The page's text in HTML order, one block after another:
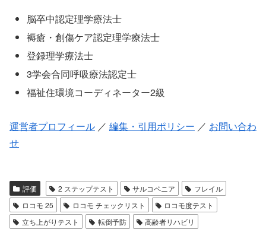
脳卒中認定理学療法士
褥瘡・創傷ケア認定理学療法士
登録理学療法士
3学会合同呼吸療法認定士
福祉住環境コーディネーター2級
運営者プロフィール ／ 編集・引用ポリシー ／ お問い合わ
せ
評価 2 ステップテスト サルコペニア
フレイル
ロコモ 25
ロコモ チェックリスト
ロコモ度テスト
立ち上がりテスト
転倒予防 高齢者リハビリ